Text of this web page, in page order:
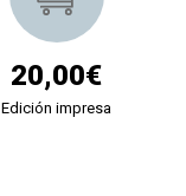
20,00€
Edición impresa